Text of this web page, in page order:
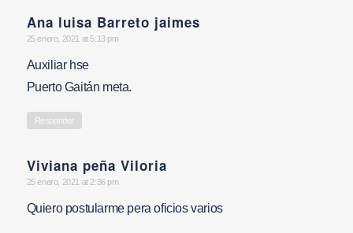
Ana luisa Barreto jaimes
says:
25 enero, 2021 at 5:13 pm
Auxiliar hse
Puerto Gaitán meta.
Responder
Viviana peña Viloria
says:
25 enero, 2021 at 2:36 pm
Quiero postularme pera oficios varios